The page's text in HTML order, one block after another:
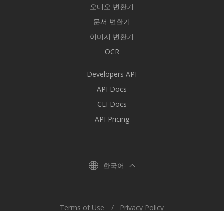
오디오 변환기
문서 변환기
이미지 변환기
OCR
Developers API
API Docs
CLI Docs
API Pricing
한국어
Terms of Use Privacy Policy